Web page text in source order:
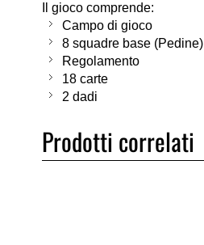
Il gioco comprende:
Campo di gioco
8 squadre base (Pedine)
Regolamento
18 carte
2 dadi
Prodotti correlati